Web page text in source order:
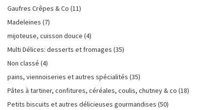
Gaufres Crêpes & Co (11)
Madeleines (7)
mijoteuse, cuisson douce (4)
Multi Délices: desserts et fromages (35)
Non classé (4)
pains, viennoiseries et autres spécialités (35)
Pâtes à tartiner, confitures, céréales, coulis, chutney & co (18)
Petits biscuits et autres délicieuses gourmandises (50)